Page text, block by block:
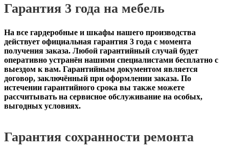
Гарантия 3 года на мебель
На все гардеробные и шкафы нашего производства
действует официальная гарантия 3 года с момента
получения заказа. Любой гарантийный случай будет
оперативно устранён нашими специалистами бесплатно с
выездом к вам. Гарантийным документом является
договор, заключённый при оформлении заказа. По
истечении гарантийного срока вы также можете
рассчитывать на сервисное обслуживание на особых,
выгодных условиях.
Гарантия сохранности ремонта